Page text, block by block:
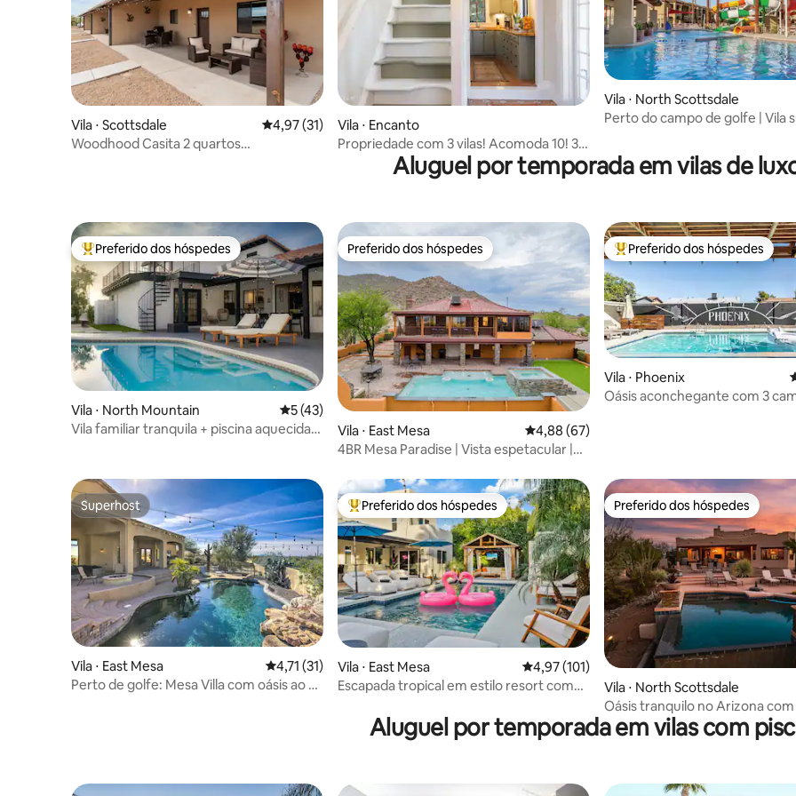
Vila ⋅ Scottsdale 4,97 de uma avaliação média de 5, 31 avaliações
4,97 (31)
Woodhood Casita 2 quartos
Vila ⋅ Encanto
Propriedade com 3 vilas! Acomoda 10! 3
cozinhas! Centro da cidade
Vila ⋅ North Scottsdale
Perto do campo de golfe | Vila
Aluguel por temporada em vilas de
Entre os melhores preferidos dos hóspedes
Preferido dos hóspedes
Vila ⋅ North Mountain 5 de uma avaliação média de 5, 43 avaliações
5 (43)
Vila familiar tranquila + piscina aquecida
Preferido dos hóspedes
Preferido dos hóspedes
Vila ⋅ East Mesa 4,88 de uma avaliação média de 5, 67
4,88 (67)
4BR Mesa Paradise | Vista espetacular |
Entre os melhores preferidos
Preferido dos hóspedes
Vila ⋅ Phoenix
Oásis aconchegante com 3
Superhost
Superhost
Vila ⋅ East Mesa 4,71 de uma avaliação média de 5, 31 avaliações
4,71 (31)
Perto de golfe: Mesa Villa com oásis ao ar
Entre os melhores preferidos dos hóspedes
Preferido dos hóspedes
Vila ⋅ East Mesa 4,97 de uma avaliação média de 5, 101
4,97 (101)
Escapada tropical em estilo resort com
Preferido dos hóspedes
Preferido dos hóspedes
Vila ⋅ North Scottsdale
Oásis tranquilo no Arizona com
a montanha • Piscina e lareira
Aluguel por temporada em vilas com